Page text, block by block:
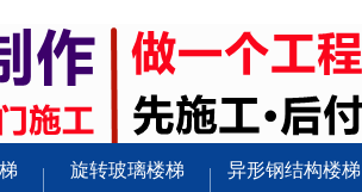
旋转玻璃楼梯 异形钢结构楼梯